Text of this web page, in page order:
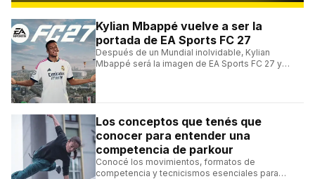
Kylian Mbappé vuelve a ser la
portada de EA Sports FC 27
Después de un Mundial inolvidable, Kylian
Mbappé será la imagen de EA Sports FC 27 y
Los conceptos que tenés que
conocer para entender una
competencia de parkour
Conocé los movimientos, formatos de
competencia y tecnicismos esenciales para